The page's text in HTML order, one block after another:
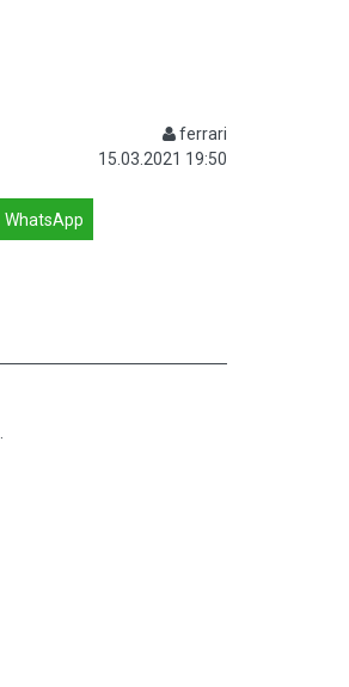
ferrari
15.03.2021 19:50
WhatsApp